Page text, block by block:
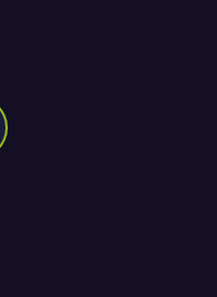
Linkedin
Seguici su